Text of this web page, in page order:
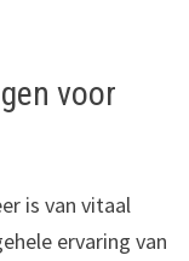
voor
is van vitaal
ervaring van